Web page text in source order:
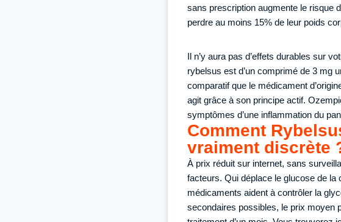
sans prescription augmente le risque
perdre au moins 15% de leur poids
Il n’y aura pas d’effets durables sur
rybelsus est d’un comprimé de 3 mg
comparatif que le médicament
agit grâce à son principe actif.
symptômes d’une inflammation du
Comment
vraiment discrète
À prix réduit sur internet, sans
facteurs. Qui déplace le glucose de la
médicaments aident à contrôler la
secondaires possibles, le prix moyen